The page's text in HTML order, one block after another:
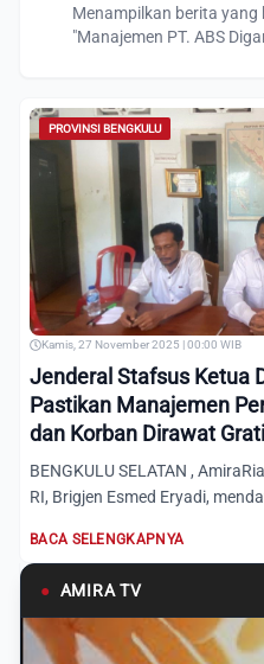
Menampilkan berita
"Manajemen PT. ABS
PROVINSI BENGKULU
Kamis, 27 November 2025 | 00:00 WIB
Jenderal Stafsus Ketua
Pastikan Manajemen
dan Korban Dirawat
BENGKULU SELATAN ,
RI, Brigjen Esmed Eryadi,
BACA SELENGKAPNYA
● AMIRA TV